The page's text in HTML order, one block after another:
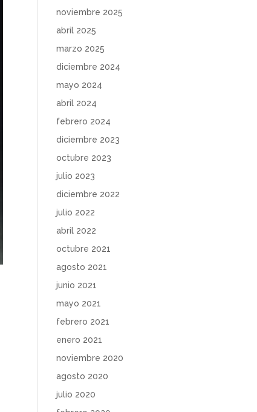
noviembre 2025
abril 2025
marzo 2025
diciembre 2024
mayo 2024
abril 2024
febrero 2024
diciembre 2023
octubre 2023
julio 2023
diciembre 2022
julio 2022
abril 2022
octubre 2021
agosto 2021
junio 2021
mayo 2021
febrero 2021
enero 2021
noviembre 2020
agosto 2020
julio 2020